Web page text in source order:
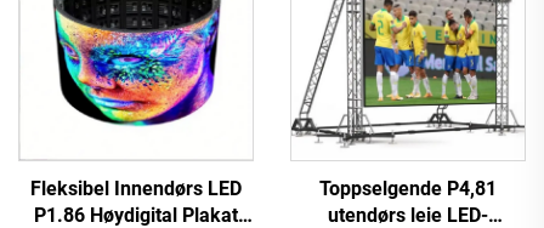
Fleksibel Innendørs LED
P1.86 Høydigital Plakat
Toppselgende P4,81
utendørs leie LED-